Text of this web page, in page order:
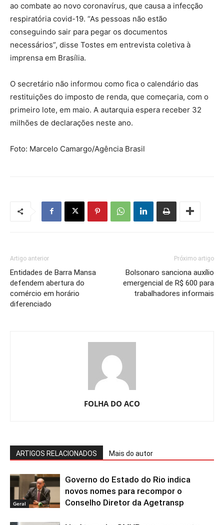
ao combate ao novo coronavírus, que causa a infecção
respiratória covid-19. “As pessoas não estão
conseguindo sair para pegar os documentos
necessários”, disse Tostes em entrevista coletiva à
imprensa em Brasília.
O secretário não informou como fica o calendário das
restituições do imposto de renda, que começaria, com o
primeiro lote, em maio. A autarquia espera receber 32
milhões de declarações neste ano.
Foto: Marcelo Camargo/Agência Brasil
Artigo anterior
Entidades de Barra Mansa
defendem abertura do
comércio em horário
diferenciado
Próximo artigo
Bolsonaro sanciona auxílio
emergencial de R$ 600 para
trabalhadores informais
FOLHA DO ACO
ARTIGOS RELACIONADOS Mais do autor
Geral
Governo do Estado do Rio indica
novos nomes para recompor o
Conselho Diretor da Agetransp